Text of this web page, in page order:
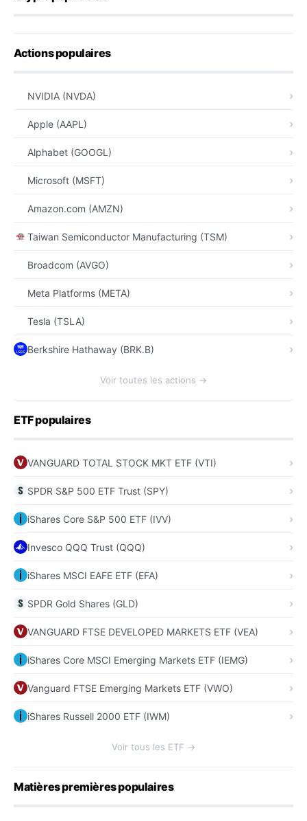
Actions populaires
NVIDIA (NVDA)
Apple (AAPL)
Alphabet (GOOGL)
Microsoft (MSFT)
Amazon.com (AMZN)
Taiwan Semiconductor Manufacturing (TSM)
Broadcom (AVGO)
Meta Platforms (META)
Tesla (TSLA)
Berkshire Hathaway (BRK.B)
Voir toutes les actions →
ETF populaires
VANGUARD TOTAL STOCK MKT ETF (VTI)
SPDR S&P 500 ETF Trust (SPY)
iShares Core S&P 500 ETF (IVV)
Invesco QQQ Trust (QQQ)
iShares MSCI EAFE ETF (EFA)
SPDR Gold Shares (GLD)
VANGUARD FTSE DEVELOPED MARKETS ETF (VEA)
iShares Core MSCI Emerging Markets ETF (IEMG)
Vanguard FTSE Emerging Markets ETF (VWO)
iShares Russell 2000 ETF (IWM)
Voir tous les ETF →
Matières premières populaires